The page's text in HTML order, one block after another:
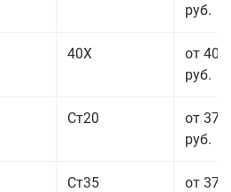
руб.
40Х
от 40
руб.
Ст20
от 37
руб.
Ст35
от 37